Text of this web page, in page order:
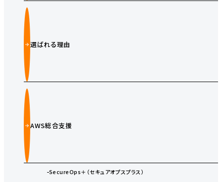
選ばれる理由
AWS総合支援
SecureOps＋（セキュアオプスプラス）